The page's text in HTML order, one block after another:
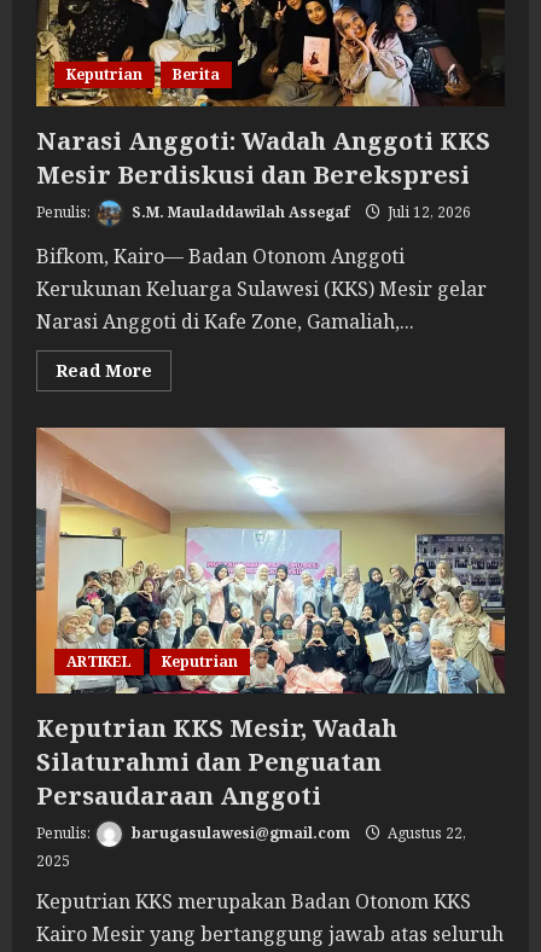
Keputrian Berita
Narasi Anggoti: Wadah Anggoti KKS
Mesir Berdiskusi dan Berekspresi
S.M. Mauladdawilah Assegaf Juli 12, 2026
Bifkom, Kairo— Badan Otonom Anggoti
Kerukunan Keluarga Sulawesi (KKS) Mesir gelar
Narasi Anggoti di Kafe Zone, Gamaliah,...
Read More
more
Anggoti:
Anggoti
Mesir
Berdiskusi
dan
Berekspresi
ARTIKEL Keputrian
Keputrian KKS Mesir, Wadah
Silaturahmi dan Penguatan
Persaudaraan Anggoti
barugasulawesi@gmail.com
Agustus 22,
2025
Keputrian KKS merupakan Badan Otonom KKS
Kairo Mesir yang bertanggung jawab atas seluruh